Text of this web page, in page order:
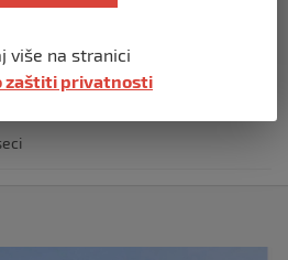
XIV izjavio da je situacija vrlo
izraelskog napada na
više na stranici
zaštiti privatnosti